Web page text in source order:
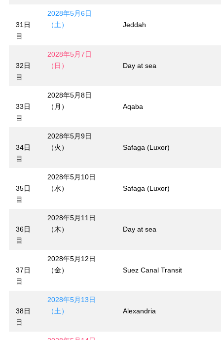
31日
目
2028年5月6日
（土）
Jeddah
32日
目
2028年5月7日
（日）
Day at sea
33日
目
2028年5月8日
（月）
Aqaba
34日
目
2028年5月9日
（火）
Safaga (Luxor)
35日
目
2028年5月10日
（水）
Safaga (Luxor)
36日
目
2028年5月11日
（木）
Day at sea
37日
目
2028年5月12日
（金）
Suez Canal Transit
38日
目
2028年5月13日
（土）
Alexandria